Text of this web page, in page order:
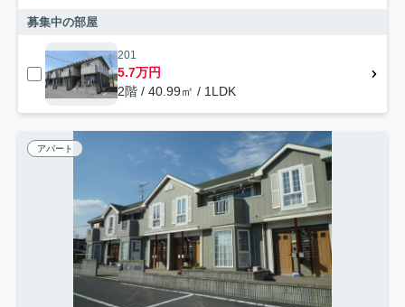
募集中の部屋
201
5.7万円
2階 / 40.99㎡ / 1LDK
アパート